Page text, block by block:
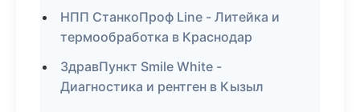
НПП СтанкоПроф Line - Литейка и
термообработка в Краснодар
ЗдравПункт Smile White -
Диагностика и рентген в Кызыл